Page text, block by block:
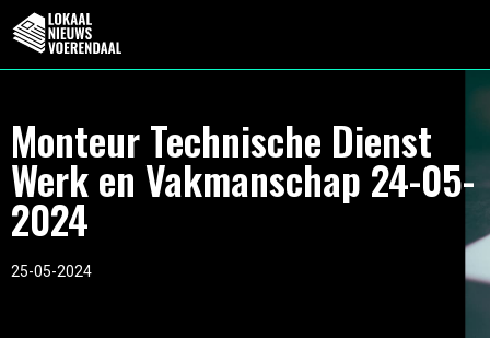
Monteur Technische Dienst
Werk en Vakmanschap 24-05-
2024
25-05-2024